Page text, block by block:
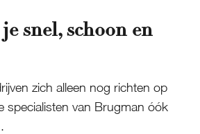
snel, schoon en
zich alleen nog richten op
specialisten van Brugman óók